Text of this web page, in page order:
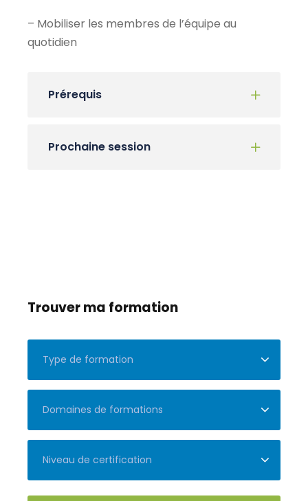
– Mobiliser les membres de l’équipe au
quotidien
Prérequis
Prochaine session
Trouver ma formation